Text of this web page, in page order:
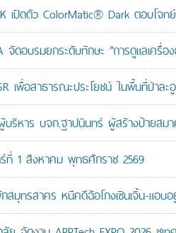
เปิดตัว ColorMatic® Dark ตอบโจ
อบรมยกระดับทักษะ “การดูแลเครื่อ
พื่อสาธารณะประโยชน์ ในพื้นที่ป่าละอู
ริหาร บจก.ฐาปนินทร์ ผู้สร้างป้ายสม
ร์ที่ 1 สิงหาคม พุทธศักราช 2569
ทรสาคร หนีคดีฉ้อโกงเซินเจิ้น-แอบอ